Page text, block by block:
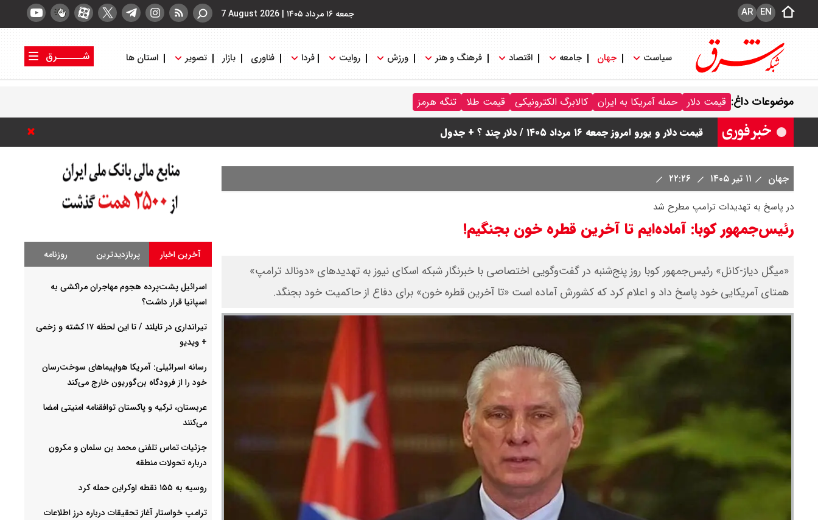
جمعه ۱۶ مرداد ۱۴۰۵ |
7 August 2026 EN
AR
سیاست جهان جامعه اقتصاد فرهنگ و هنر ورزش روایت فردا فناوری بازار تصویر استان ها
شــــــرق
موضوعات داغ: قیمت دلار حمله آمریکا به ایران کالابرگ الکترونیکی قیمت طلا تنگه هرمز
قیمت طلا و سکه امروز جمعه ۱۶ مرداد ۱۴۰۵/ قیمت سکه چند ؟ + جدول
ماجرای صدای انفجار بوشهر چیست ؟
قیمت دلار و یورو امروز جمعه ۱۶ مرداد ۱۴۰۵ / دلار چند ؟ + جدول
ترکیه و عراق، پروژه کاهش وابستگی به تنگه هرمز را کلید زدند + جزییات
جهان ۱۱ تیر ۱۴۰۵
در پاسخ به تهدیدات ترامپ مطرح شد
رئیس‌جمهور کوبا: آماده‌ایم تا آخرین قطره خون بجنگیم!
«میگل دیاز-کانل» رئیس‌جمهور کوبا روز پنج‌شنبه در گفت‌وگویی اختصاصی با خبرنگار شبکه اسکای نیوز به تهدیدهای «دونالد ترامپ»
همتای آمریکایی خود پاسخ داد و اعلام کرد که کشورش آماده است «تا آخرین قطره خون» برای دفاع از حاکمیت خود بجنگد.
آخرین اخبار پربازدیدترین روزنامه
اسرائیل پشت‌پرده هجوم مهاجران مراکشی به
اسپانیا قرار داشت؟
تیرانداری در تایلند / تا این لحظه ۱۷ کشته و زخمی
+ ویدیو
رسانه اسرائیلی: آمریکا هواپیماهای سوخت‌رسان
خود را از فرودگاه بن‌گوریون خارج می‌کند
عربستان، ترکیه و پاکستان توافقنامه امنیتی امضا
می‌کنند
جزئیات تماس تلفنی محمد بن سلمان و مکرون
درباره تحولات منطقه
روسیه به ۱۵۵ نقطه اوکراین حمله کرد
ترامپ خواستار آغاز تحقیقات درباره درز اطلاعات